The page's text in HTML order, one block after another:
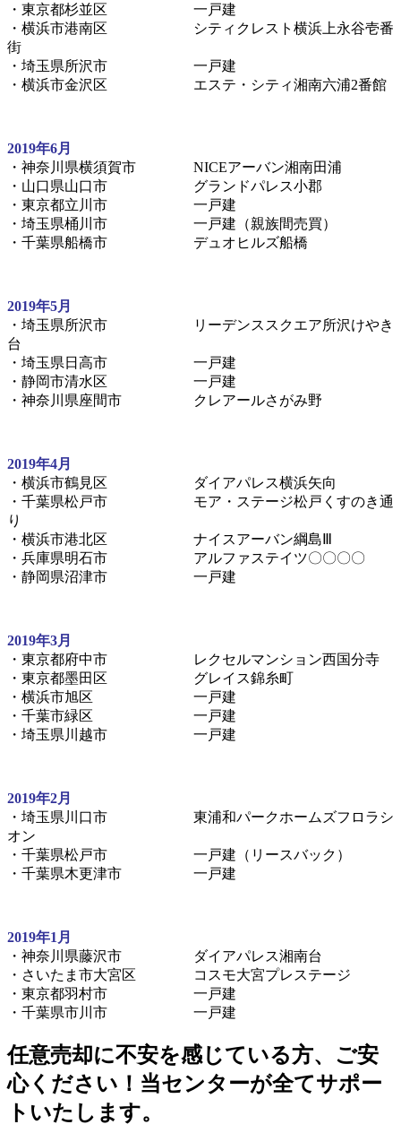
・東京都杉並区 一戸建
・横浜市港南区 シティクレスト横浜上永谷壱番
街
・埼玉県所沢市 一戸建
・横浜市金沢区 エステ・シティ湘南六浦2番館
2019年6月
・神奈川県横須賀市 NICEアーバン湘南田浦
・山口県山口市 グランドパレス小郡
・東京都立川市 一戸建
・埼玉県桶川市 一戸建（親族間売買）
・千葉県船橋市 デュオヒルズ船橋
2019年5月
・埼玉県所沢市 リーデンススクエア所沢けやき
台
・埼玉県日高市 一戸建
・静岡市清水区 一戸建
・神奈川県座間市 クレアールさがみ野
2019年4月
・横浜市鶴見区 ダイアパレス横浜矢向
・千葉県松戸市 モア・ステージ松戸くすのき通
り
・横浜市港北区 ナイスアーバン綱島Ⅲ
・兵庫県明石市 アルファステイツ〇〇〇〇
・静岡県沼津市 一戸建
2019年3月
・東京都府中市 レクセルマンション西国分寺
・東京都墨田区 グレイス錦糸町
・横浜市旭区 一戸建
・千葉市緑区 一戸建
・埼玉県川越市 一戸建
2019年2月
・埼玉県川口市 東浦和パークホームズフロラシ
オン
・千葉県松戸市 一戸建（リースバック）
・千葉県木更津市 一戸建
2019年1月
・神奈川県藤沢市 ダイアパレス湘南台
・さいたま市大宮区 コスモ大宮プレステージ
・東京都羽村市 一戸建
・千葉県市川市 一戸建
任意売却に不安を感じている方、ご安
心ください！当センターが全てサポー
トいたします。